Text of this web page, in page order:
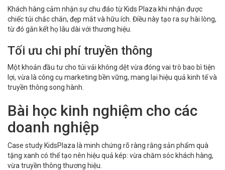
Khách hàng cảm nhận sự chu đáo từ Kids Plaza khi nhận được
chiếc túi chắc chắn, đẹp mắt và hữu ích. Điều này tạo ra sự hài lòng,
từ đó gắn kết họ lâu dài với thương hiệu.
Tối ưu chi phí truyền thông
Một khoản đầu tư cho túi vải không dệt vừa đóng vai trò bao bì tiện
lợi, vừa là công cụ marketing bền vững, mang lại hiệu quả kinh tế và
truyền thông song hành.
Bài học kinh nghiệm cho các
doanh nghiệp
Case study KidsPlaza là minh chứng rõ ràng rằng sản phẩm quà
tặng xanh có thể tạo nên hiệu quả kép: vừa chăm sóc khách hàng,
vừa truyền thông thương hiệu.